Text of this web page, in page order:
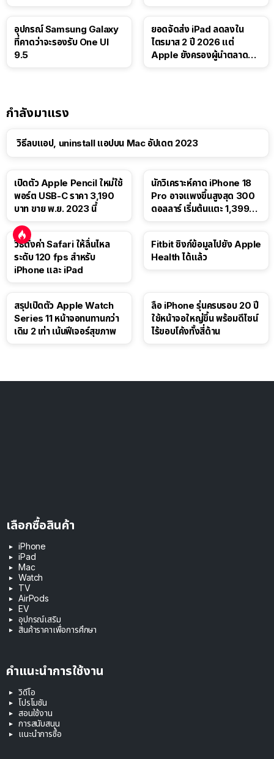
อุปกรณ์ Samsung Galaxy
ที่คาดว่าจะรองรับ One UI
9.5
ยอดจัดส่ง iPad ลดลงใน
ไตรมาส 2 ปี 2026 แต่
Apple ยังครองผู้นำตลาด
กำลังมาแรง
วิธีลบแอป, uninstall แอปบน Mac อัปเดต 2023
เปิดตัว Apple Pencil ใหม่ใช้
พอร์ต USB-C ราคา 3,190
บาท ขาย พ.ย. 2023 นี้
นักวิเคราะห์คาด iPhone 18
Pro อาจแพงขึ้นสูงสุด 300
ดอลลาร์ เริ่มต้นแตะ 1,399
วิธีตั้งค่า Safari ให้ลื่นไหล
ระดับ 120 fps สำหรับ
iPhone และ iPad
Fitbit ซิงก์ข้อมูลไปยัง Apple
Health ได้แล้ว
สรุปเปิดตัว Apple Watch
Series 11 หน้าจอทนทานกว่า
เดิม 2 เท่า เน้นฟีเจอร์สุขภาพ
ลือ iPhone รุ่นครบรอบ 20 ปี
ใช้หน้าจอใหญ่ขึ้น พร้อมดีไซน์
ไร้ขอบโค้งทั้งสี่ด้าน
เลือกซื้อสินค้า
iPhone
iPad
Mac
Watch
TV
AirPods
EV
อุปกรณ์เสริม
สินค้าราคาเพื่อการศึกษา
คำแนะนำการใช้งาน
วิดีโอ
โปรโมชัน
สอนใช้งาน
การสนับสนุน
แนะนำการซื้อ